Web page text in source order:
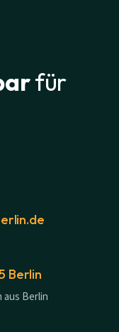
für
Berlin
aus Berlin